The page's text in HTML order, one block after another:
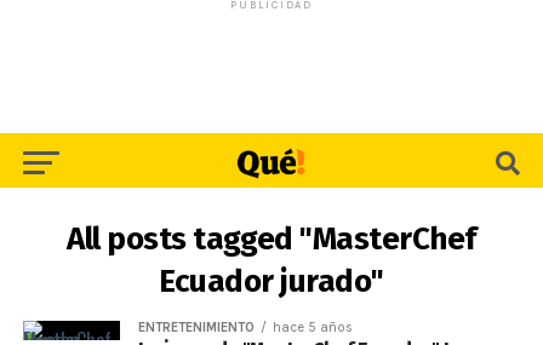
PUBLICIDAD
All posts tagged "MasterChef
Ecuador jurado"
ENTRETENIMIENTO hace 5 años